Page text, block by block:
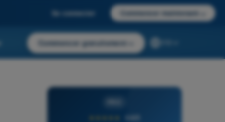
Se connecter Commencer maintenant
Commencer gratuitement
4,6/5